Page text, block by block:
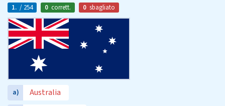
1. / 254 0 corrett. 0 sbagliato
a) Australia